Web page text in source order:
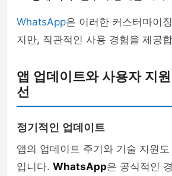
WhatsApp은 이러한 커스터마이
지만, 직관적인 사용 경험을 제공
앱 업데이트와 사용자 지
선
정기적인 업데이트
앱의 업데이트 주기와 기술 지원
입니다. WhatsApp은 공식적인